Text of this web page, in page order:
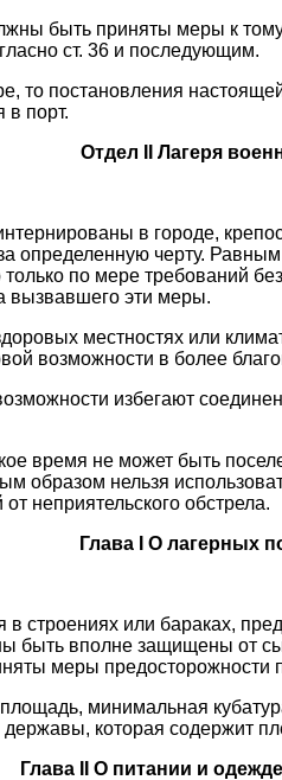
быть приняты меры к
ст. 36 и последующим.
то постановления
в порт.
Отдел II Лагеря
в городе,
определенную черту.
по мере требований
вызвавшего эти меры.
местностях или
возможности в более
избегают
время не может быть
образом нельзя
неприятельского обстрела.
Глава I О лагерных
строениях или бараках,
быть вполне защищены от
меры предосторожности
минимальная
державы, которая содержит
Глава II О питании и